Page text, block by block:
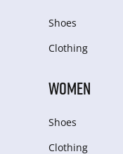
Shoes
Clothing
WOMEN
Shoes
Clothing